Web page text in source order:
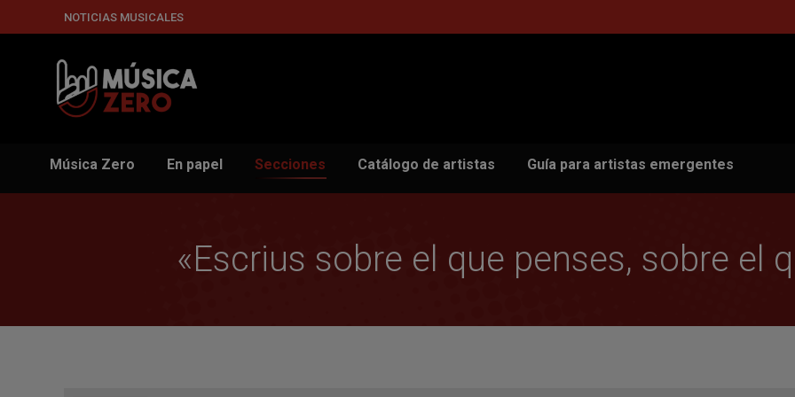
NOTICIAS MUSICALES
Música Zero En papel Secciones Catálogo de artistas Guía para artistas emergentes
«Escrius sobre el que penses, sobre el